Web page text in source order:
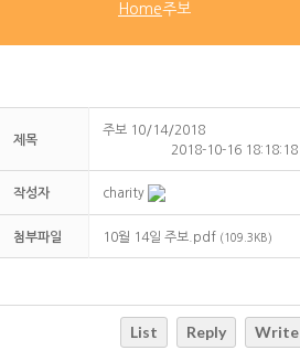
Home주보
제목
주보 10/14/2018
2018-10-16 18:18:18
작성자 charity
첨부파일 10월 14일 주보.pdf (109.3KB)
List Reply Write